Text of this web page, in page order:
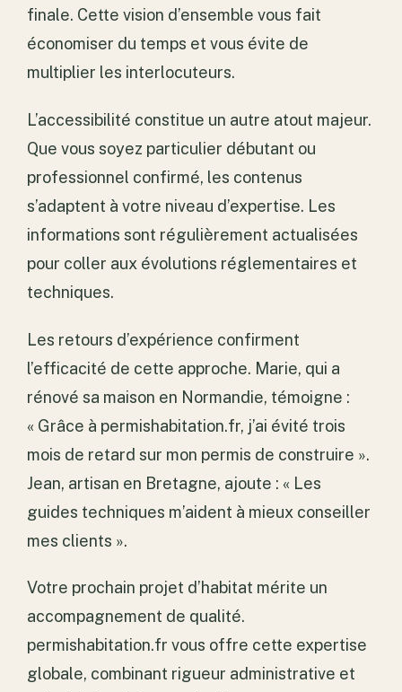
finale. Cette vision d’ensemble vous fait
économiser du temps et vous évite de
multiplier les interlocuteurs.
L’accessibilité constitue un autre atout majeur.
Que vous soyez particulier débutant ou
professionnel confirmé, les contenus
s’adaptent à votre niveau d’expertise. Les
informations sont régulièrement actualisées
pour coller aux évolutions réglementaires et
techniques.
Les retours d’expérience confirment
l’efficacité de cette approche. Marie, qui a
rénové sa maison en Normandie, témoigne :
« Grâce à permishabitation.fr, j’ai évité trois
mois de retard sur mon permis de construire ».
Jean, artisan en Bretagne, ajoute : « Les
guides techniques m’aident à mieux conseiller
mes clients ».
Votre prochain projet d’habitat mérite un
accompagnement de qualité.
permishabitation.fr vous offre cette expertise
globale, combinant rigueur administrative et